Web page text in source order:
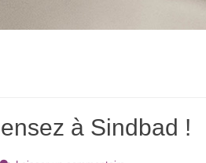
à Sindbad !